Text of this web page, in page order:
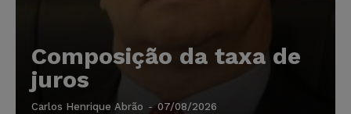
Composição da taxa de
juros
Carlos Henrique Abrão - 07/08/2026